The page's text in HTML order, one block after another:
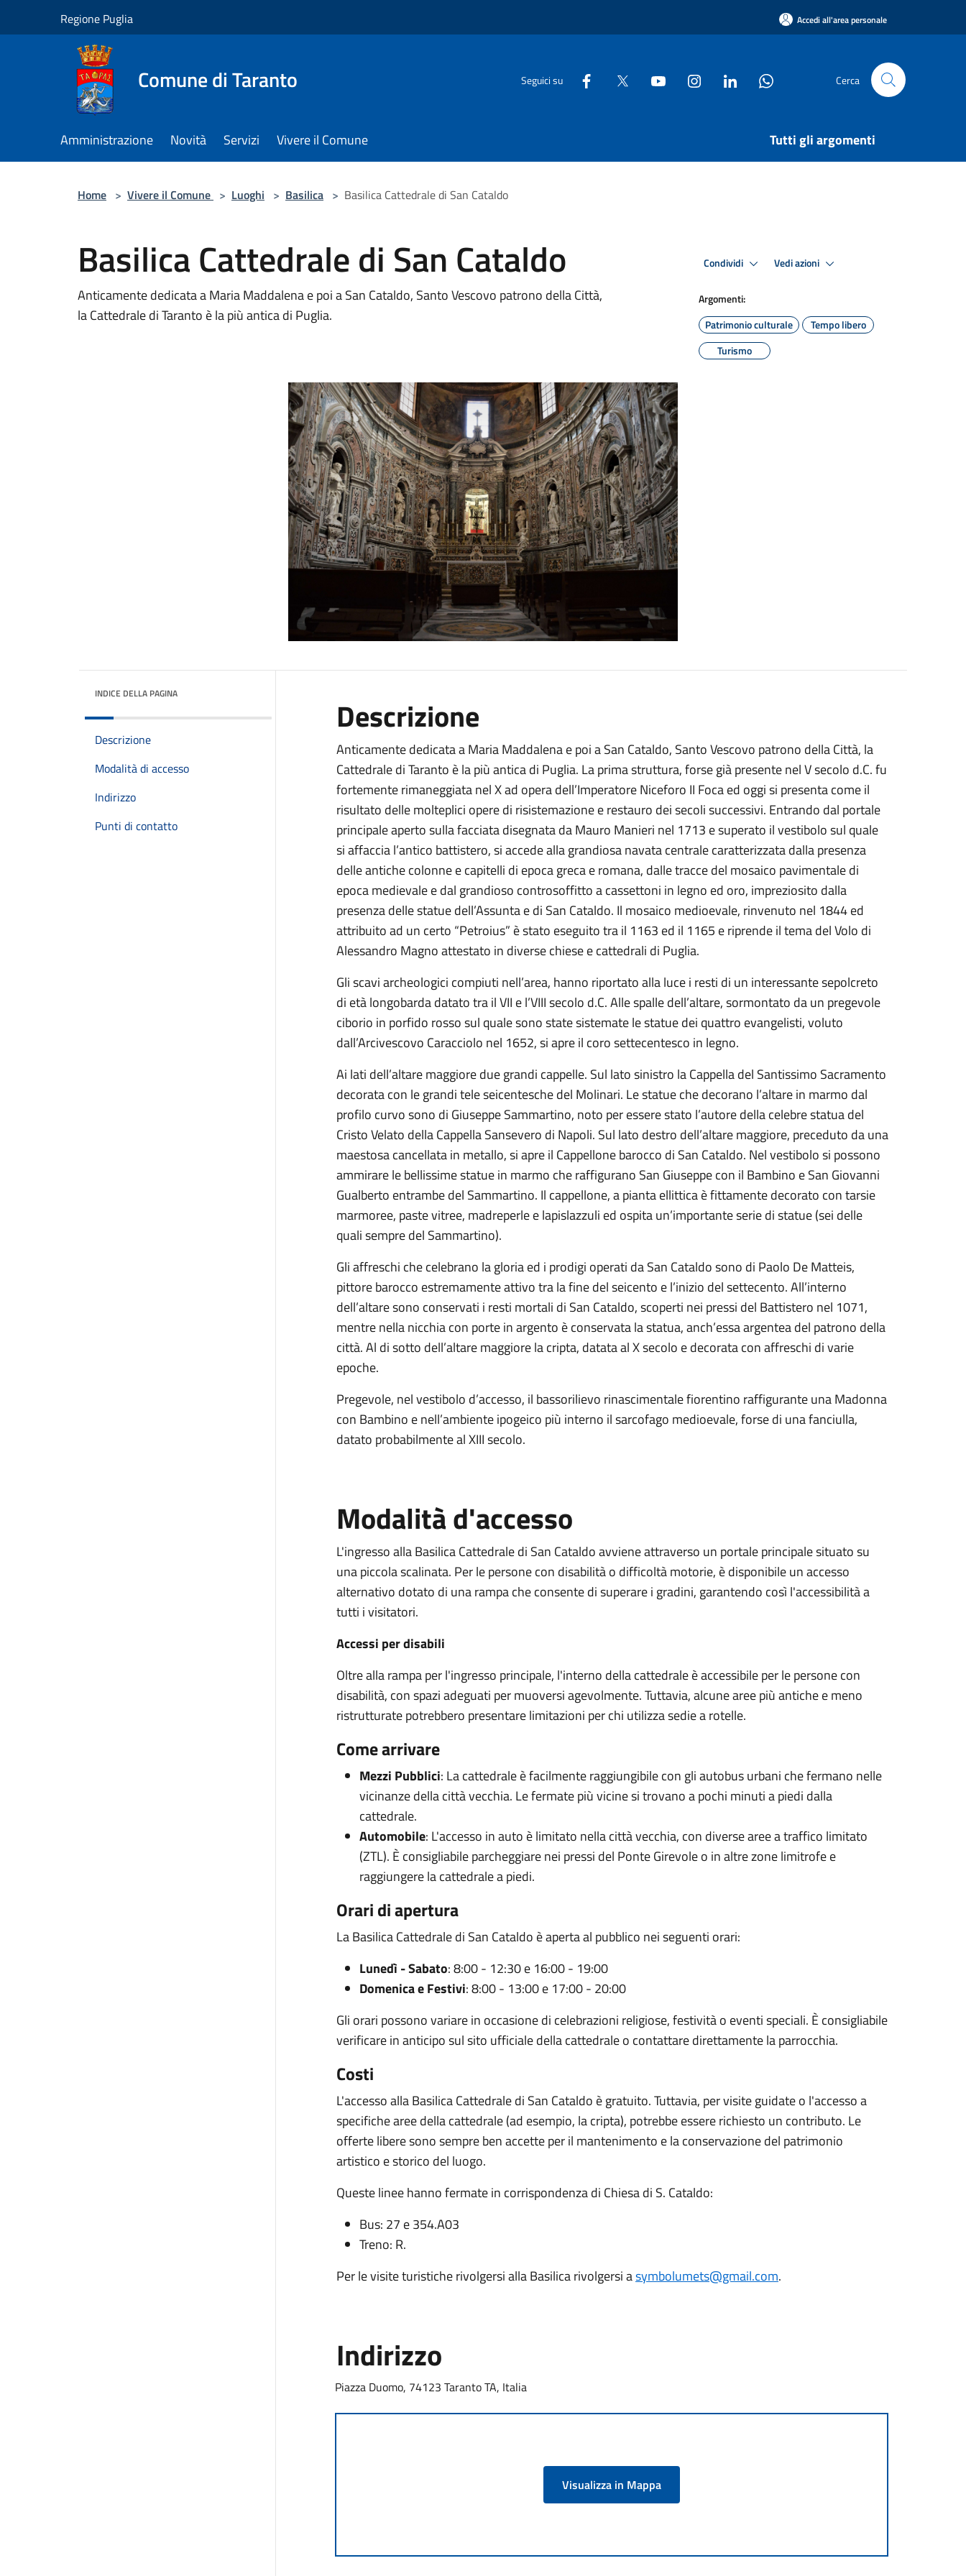
Regione Puglia Accedi all'area personale
Comune di Taranto Seguici su Cerca
Amministrazione Novità Servizi Vivere il Comune Tutti gli argomenti
Home > Vivere il Comune > Luoghi > Basilica > Basilica Cattedrale di San Cataldo
Basilica Cattedrale di San Cataldo
Anticamente dedicata a Maria Maddalena e poi a San Cataldo, Santo Vescovo patrono della Città,
la Cattedrale di Taranto è la più antica di Puglia.
Condividi Vedi azioni
Argomenti:
Patrimonio culturale
Tempo libero
Turismo
INDICE DELLA PAGINA
Descrizione
Modalità di accesso
Indirizzo
Punti di contatto
Descrizione
Anticamente dedicata a Maria Maddalena e poi a San Cataldo, Santo Vescovo patrono della Città, la
Cattedrale di Taranto è la più antica di Puglia. La prima struttura, forse già presente nel V secolo d.C. fu
fortemente rimaneggiata nel X ad opera dell’Imperatore Niceforo II Foca ed oggi si presenta come il
risultato delle molteplici opere di risistemazione e restauro dei secoli successivi. Entrando dal portale
principale aperto sulla facciata disegnata da Mauro Manieri nel 1713 e superato il vestibolo sul quale
si affaccia l’antico battistero, si accede alla grandiosa navata centrale caratterizzata dalla presenza
delle antiche colonne e capitelli di epoca greca e romana, dalle tracce del mosaico pavimentale di
epoca medievale e dal grandioso controsoffitto a cassettoni in legno ed oro, impreziosito dalla
presenza delle statue dell’Assunta e di San Cataldo. Il mosaico medioevale, rinvenuto nel 1844 ed
attribuito ad un certo “Petroius” è stato eseguito tra il 1163 ed il 1165 e riprende il tema del Volo di
Alessandro Magno attestato in diverse chiese e cattedrali di Puglia.
Gli scavi archeologici compiuti nell’area, hanno riportato alla luce i resti di un interessante sepolcreto
di età longobarda datato tra il VII e l’VIII secolo d.C. Alle spalle dell’altare, sormontato da un pregevole
ciborio in porfido rosso sul quale sono state sistemate le statue dei quattro evangelisti, voluto
dall’Arcivescovo Caracciolo nel 1652, si apre il coro settecentesco in legno.
Ai lati dell’altare maggiore due grandi cappelle. Sul lato sinistro la Cappella del Santissimo Sacramento
decorata con le grandi tele seicentesche del Molinari. Le statue che decorano l’altare in marmo dal
profilo curvo sono di Giuseppe Sammartino, noto per essere stato l’autore della celebre statua del
Cristo Velato della Cappella Sansevero di Napoli. Sul lato destro dell’altare maggiore, preceduto da una
maestosa cancellata in metallo, si apre il Cappellone barocco di San Cataldo. Nel vestibolo si possono
ammirare le bellissime statue in marmo che raffigurano San Giuseppe con il Bambino e San Giovanni
Gualberto entrambe del Sammartino. Il cappellone, a pianta ellittica è fittamente decorato con tarsie
marmoree, paste vitree, madreperle e lapislazzuli ed ospita un’importante serie di statue (sei delle
quali sempre del Sammartino).
Gli affreschi che celebrano la gloria ed i prodigi operati da San Cataldo sono di Paolo De Matteis,
pittore barocco estremamente attivo tra la fine del seicento e l’inizio del settecento. All’interno
dell’altare sono conservati i resti mortali di San Cataldo, scoperti nei pressi del Battistero nel 1071,
mentre nella nicchia con porte in argento è conservata la statua, anch’essa argentea del patrono della
città. Al di sotto dell’altare maggiore la cripta, datata al X secolo e decorata con affreschi di varie
epoche.
Pregevole, nel vestibolo d’accesso, il bassorilievo rinascimentale fiorentino raffigurante una Madonna
con Bambino e nell’ambiente ipogeico più interno il sarcofago medioevale, forse di una fanciulla,
datato probabilmente al XIII secolo.
Modalità d'accesso
L'ingresso alla Basilica Cattedrale di San Cataldo avviene attraverso un portale principale situato su
una piccola scalinata. Per le persone con disabilità o difficoltà motorie, è disponibile un accesso
alternativo dotato di una rampa che consente di superare i gradini, garantendo così l'accessibilità a
tutti i visitatori.
Accessi per disabili
Oltre alla rampa per l'ingresso principale, l'interno della cattedrale è accessibile per le persone con
disabilità, con spazi adeguati per muoversi agevolmente. Tuttavia, alcune aree più antiche e meno
ristrutturate potrebbero presentare limitazioni per chi utilizza sedie a rotelle.
Come arrivare
Mezzi Pubblici: La cattedrale è facilmente raggiungibile con gli autobus urbani che fermano nelle
vicinanze della città vecchia. Le fermate più vicine si trovano a pochi minuti a piedi dalla
cattedrale.
Automobile: L'accesso in auto è limitato nella città vecchia, con diverse aree a traffico limitato
(ZTL). È consigliabile parcheggiare nei pressi del Ponte Girevole o in altre zone limitrofe e
raggiungere la cattedrale a piedi.
Orari di apertura
La Basilica Cattedrale di San Cataldo è aperta al pubblico nei seguenti orari:
Lunedì - Sabato: 8:00 - 12:30 e 16:00 - 19:00
Domenica e Festivi: 8:00 - 13:00 e 17:00 - 20:00
Gli orari possono variare in occasione di celebrazioni religiose, festività o eventi speciali. È consigliabile
verificare in anticipo sul sito ufficiale della cattedrale o contattare direttamente la parrocchia.
Costi
L'accesso alla Basilica Cattedrale di San Cataldo è gratuito. Tuttavia, per visite guidate o l'accesso a
specifiche aree della cattedrale (ad esempio, la cripta), potrebbe essere richiesto un contributo. Le
offerte libere sono sempre ben accette per il mantenimento e la conservazione del patrimonio
artistico e storico del luogo.
Queste linee hanno fermate in corrispondenza di Chiesa di S. Cataldo:
Bus: 27 e 354.A03
Treno: R.
Per le visite turistiche rivolgersi alla Basilica rivolgersi asymbolumets@gmail.com.
Indirizzo
Piazza Duomo, 74123 Taranto TA, Italia
Visualizza in Mappa